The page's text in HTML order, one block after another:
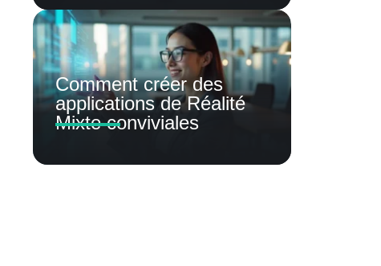
Comment créer des
applications de Réalité
Mixte conviviales